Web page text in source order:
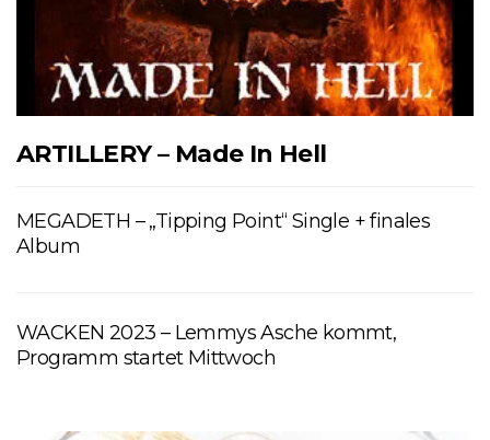
ARTILLERY – Made In Hell
MEGADETH – „Tipping Point“ Single + finales
Album
WACKEN 2023 – Lemmys Asche kommt,
Programm startet Mittwoch